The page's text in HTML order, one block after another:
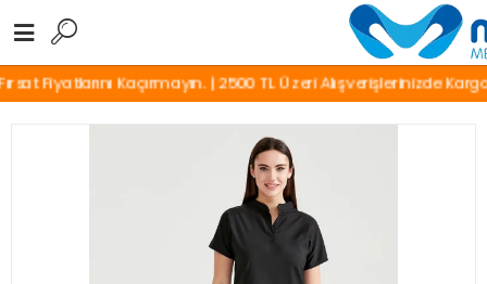
Fiyatlarını Kaçırmayın. | 2500 TL Üzeri Alışverişlerinizde Kargo